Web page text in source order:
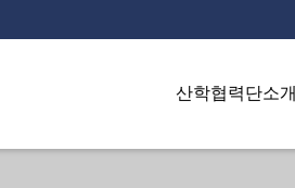
산학협력단소개